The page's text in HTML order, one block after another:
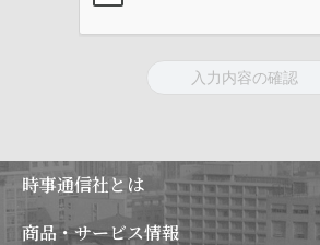
時事通信社とは
商品・サービス情報